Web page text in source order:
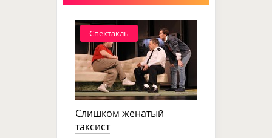
Спектакль
Слишком женатый
таксист